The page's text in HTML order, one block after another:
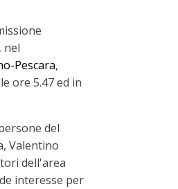
nel
Pescara,
ore 5.47 ed in
del
Valentino
dell'area
interesse per